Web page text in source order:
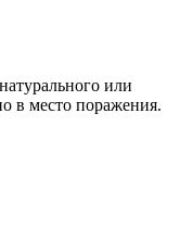
или
в место поражения.